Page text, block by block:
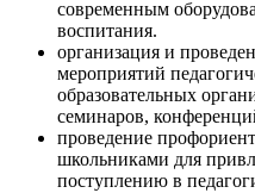
современным
воспитания.
организация и
мероприятий
образовательных
семинаров,
проведение
школьниками для
поступлению в